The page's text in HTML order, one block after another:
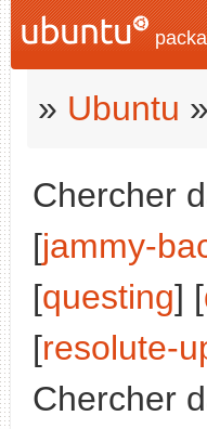
» Ubuntu »
Chercher
[jammy-
[questing] [
[resolute-
Chercher